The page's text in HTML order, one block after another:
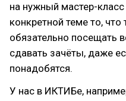
на нужный мастер-
конкретной теме то, что
обязательно посещать
сдавать зачёты, даже
понадобятся.
У нас в ИКТИБе,